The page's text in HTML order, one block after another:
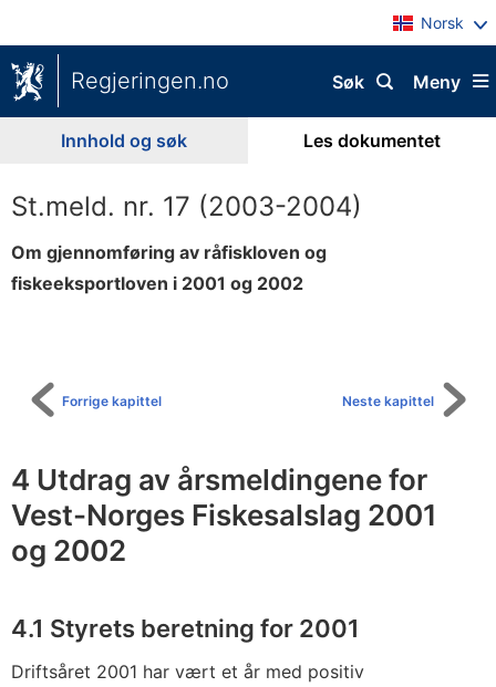
Norsk
Regjeringen.no Meny
Søk
Innhold og søk Les dokumentet
St.meld. nr. 17 (2003-2004)
Om gjennomføring av råfiskloven og
fiskeeksportloven i 2001 og 2002
Neste kapittel
Forrige kapittel
4 Utdrag av årsmeldingene for
Vest-Norges Fiskesalslag 2001
og 2002
4.1 Styrets beretning for 2001
Driftsåret 2001 har vært et år med positiv